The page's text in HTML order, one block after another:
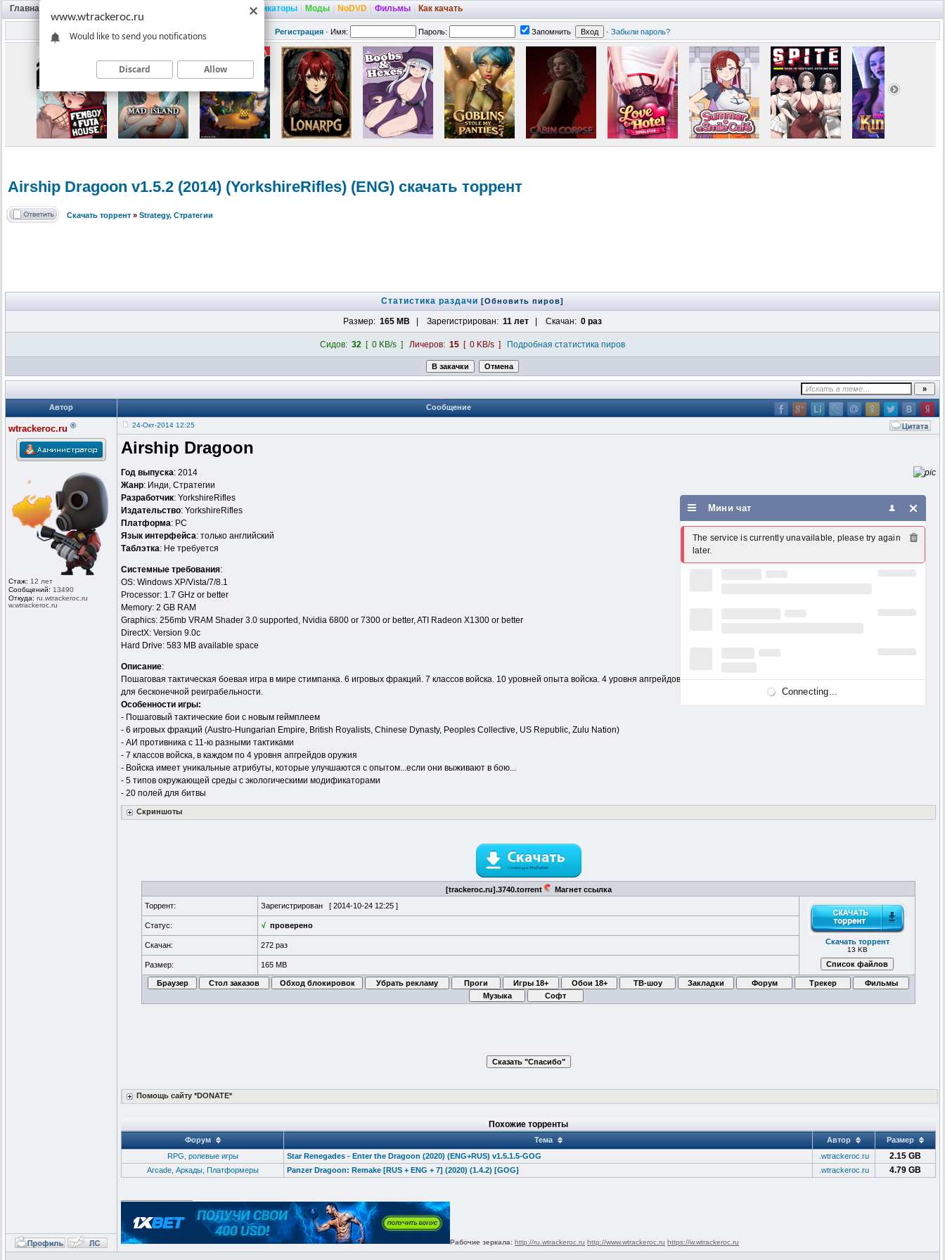
Главная Русификаторы Моды NoDVD Фильмы Как качать
Регистрация · Имя: Пароль: Запомнить · Забыли пароль?
Airship Dragoon v1.5.2 (2014) (YorkshireRifles) (ENG) скачать торрент
Скачать торрент » Strategy, Стратегии
Статистика раздачи [Обновить пиров]
Размер: 165 MB | Зарегистрирован: 11 лет | Скачан: 0 раз
Сидов: 32 [ 0 KB/s ] Личеров: 15 [ 0 KB/s ] Подробная статистика пиров
Автор Сообщение
wtrackeroc.ru ®
Стаж: 12 лет
Сообщений: 13490
Откуда: ru.wtrackeroc.ru
w.wtrackeroc .ru
24-Окт-2014 12:25
Airship Dragoon
Год выпуска: 2014
Жанр: Инди, Стратегии
Разработчик: YorkshireRifles
Издательство: YorkshireRifles
Платформа: PC
Язык интерфейса: только английский
Таблэтка: Не требуется
Системные требования:
OS: Windows XP/Vista/7/8.1
Processor: 1.7 GHz or better
Memory: 2 GB RAM
Graphics: 256mb VRAM Shader 3.0 supported, Nvidia 6800 or 7300 or better, ATI Radeon X1300 or better
DirectX: Version 9.0c
Hard Drive: 583 MB available space
Описание:
Пошаговая тактическая боевая игра в мире стимпанка. 6 игровых фракций. 7 классов войска. 10 уровней опыта войска. 4 уровня апгрейдов экипировки. 2 массивных кампании. Широкая рандомизация
для бесконечной реиграбельности.
Особенности игры:
- Пошаговый тактические бои с новым геймплеем
- 6 игровых фракций (Austro-Hungarian Empire, British Royalists, Chinese Dynasty, Peoples Collective, US Republic, Zulu Nation)
- АИ противника с 11-ю разными тактиками
- 7 классов войска, в каждом по 4 уровня апгрейдов оружия
- Войска имеет уникальные атрибуты, которые улучшаются с опытом...если они выживают в бою...
- 5 типов окружающей среды с экологическими модификаторами
- 20 полей для битвы
Скриншоты
[trackeroc.ru].3740.torrent
Магнет ссылка
Торрент:
Зарегистрирован [ 2014-10-24 12:25 ]
Скачать торрент
13 KB
Статус: √ проверено
Скачан: 272 раз
Размер: 165 MB
Помощь сайту *DONATE*
Похожие торренты
Форум Тема Автор
Размер
RPG, ролевые игры
Star Renegades - Enter the Dragoon (2020) (ENG+RUS) v1.5.1.5-GOG .wtrackeroc.ru 2.15 GB
Arcade, Аркады, Платформеры Panzer Dragoon: Remake [RUS + ENG + 7] (2020) (1.4.2) [GOG] .wtrackeroc.ru 4.79 GB
Рабочие зеркала: http://ru.wtrackeroc.ru http://www.wtrackeroc.ru https://w.wtrackeroc.ru
www.wtrackeroc.ru
Would like to send you notifications
Discard Allow
Мини чат
The service is currently unavailable, please try again
later.
Connecting...